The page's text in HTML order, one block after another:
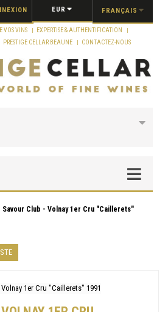
FRANÇAIS
EUR
VOS VINS
EXPERTISE & AUTHENTIFICATION
PRESTIGE CELLAR BEAUNE CONTACTEZ-NOUS
Savour Club - Volnay 1er Cru "Caillerets"